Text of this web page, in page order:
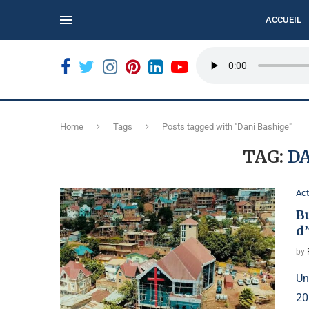
ACCUEIL
BUKAVU : LE CALME DE LA MARCHE CITOYENNE...
Home Tags Posts tagged with "Dani Bashige"
TAG:
by